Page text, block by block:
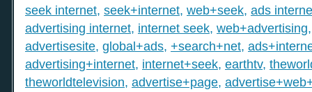
seek internet, seek+internet, web+seek, ads
advertising internet, internet seek, web+advertising
advertisesite, global+ads, +search+net,
advertising+internet, internet+seek, earthtv,
theworldtelevision, advertise+page,